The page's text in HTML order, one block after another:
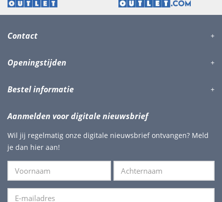
Contact
Openingstijden
Bestel informatie
Aanmelden voor digitale nieuwsbrief
Wil jij regelmatig onze digitale nieuwsbrief ontvangen? Meld
je dan hier aan!